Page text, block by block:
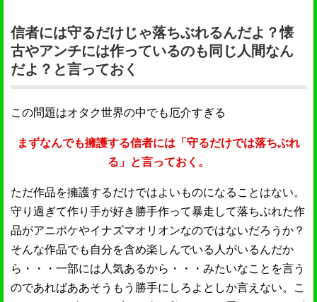
信者には守るだけじゃ落ちぶれるんだよ？懐
古やアンチには作っているのも同じ人間なん
だよ？と言っておく
この問題はオタク世界の中でも厄介すぎる
まずなんでも擁護する信者には「守るだけでは落ちぶれ
る」と言っておく。
ただ作品を擁護するだけではよいものになることはない。
守り過ぎて作り手が好き勝手作って暴走して落ちぶれた作
品がアニポケやイナズマオリオンなのではないだろうか？
そんな作品でも自分を含め楽しんでいる人がいるんだか
ら・・・一部には人気あるから・・・みたいなことを言う
のであればああそうもう勝手にしろよとしか言えない。こ